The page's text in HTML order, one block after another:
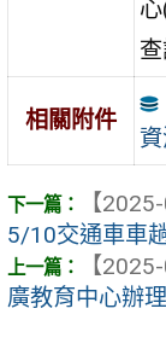
相關附件
【
5/10交通車車
【
廣教育中心辦